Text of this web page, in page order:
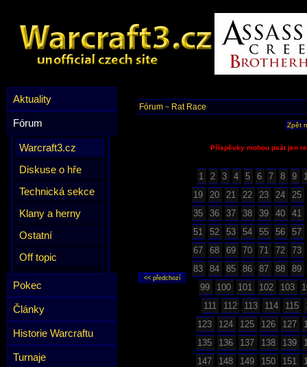
Aktuality
Fórum
Warcraft3.cz
Diskuse o hře
Technická sekce
Klany a herny
Ostatní
Off topic
Pokec
Články
Historie Warcraftu
Turnaje
Fórum ~ Rat Race
Zpět
Příspěvky mohou psát jen
1 2 3 4 5 6 7 8 9
19
20 21 22 23 24
25
35
36 37 38 39 40
41
51
52 53 54 55 56
57
67
68 69 70 71 72
73
83
84 85 86 87 88
89
99
100 101 102 103
111
112 113 114 115
123
124 125 126 127
135
136 137 138 139
147
148 149 150 151